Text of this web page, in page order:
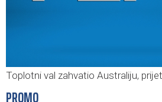
Toplotni val zahvatio Australiju,